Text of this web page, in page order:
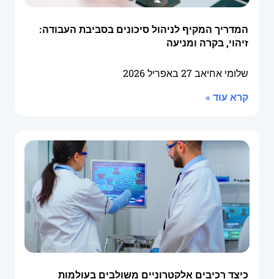
המדריך המקיף לניהול סיכונים בסביבת העבודה:
זיהוי, בקרה ומניעה
שלומי אחיאב27 באפריל 2026
קרא עוד »
כיצד רכיבים אלקטרוניים משולבים בעולמות